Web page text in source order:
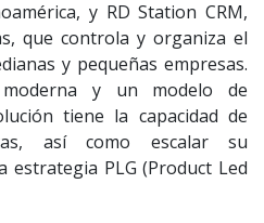
y RD Station CRM,
que controla y organiza el
y pequeñas empresas.
y un modelo de
tiene la capacidad de
así como escalar su
estrategia PLG (Product Led